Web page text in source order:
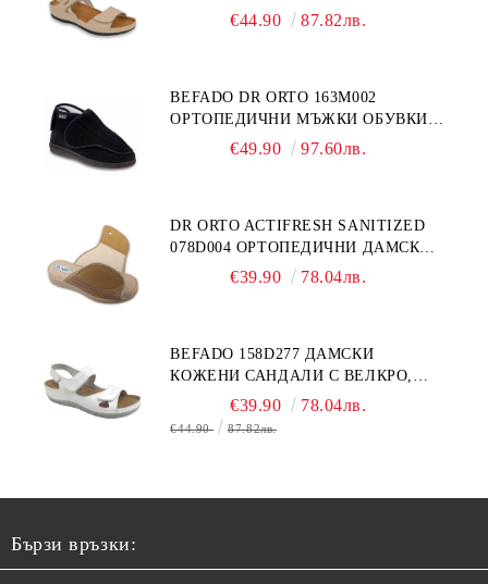
ЕСТЕСТВЕНА КОЖА, БЕЖОВИ
€44.90 87.82лв.
BEFADO DR ORTO 163M002
ОРТОПЕДИЧНИ МЪЖКИ ОБУВКИ
ЗА ГИПСИРАН ИЛИ СВРЪХ
€49.90 97.60лв.
DR ORTO ACTIFRESH SANITIZED
078D004 ОРТОПЕДИЧНИ ДАМСКИ
ЧЕХЛИ ЗА МНОГО ОТЕКЪЛ КРАК,
€39.90 78.04лв.
BEFADO 158D277 ДАМСКИ
КОЖЕНИ САНДАЛИ С ВЕЛКРО,
€39.90 78.04лв.
€44.90 87.82лв.
Бързи връзки: